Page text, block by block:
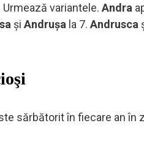
variantele. Andra
şi Andruşa la 7. Andrusca
sărbătorit în fiecare an în